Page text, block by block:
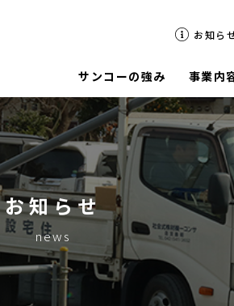
お知ら
サンコーの強み 事業内
代表挨拶
会社概要
事業所一覧
採用メッセージ
待遇 / 制度
お知らせ
news